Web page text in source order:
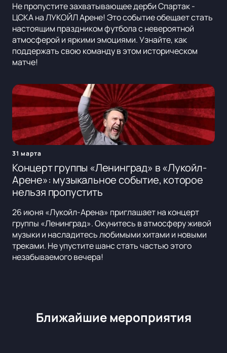
Не пропустите захватывающее дерби Спартак -
ЦСКА на ЛУКОЙЛ Арене! Это событие обещает стать
настоящим праздником футбола с невероятной
атмосферой и яркими эмоциями. Узнайте, как
поддержать свою команду в этом историческом
матче!
31 марта
Концерт группы «Ленинград» в «Лукойл-
Арене»: музыкальное событие, которое
нельзя пропустить
26 июня «Лукойл-Арена» приглашает на концерт
группы «Ленинград». Окунитесь в атмосферу живой
музыки и насладитесь любимыми хитами и новыми
треками. Не упустите шанс стать частью этого
незабываемого вечера!
Ближайшие мероприятия